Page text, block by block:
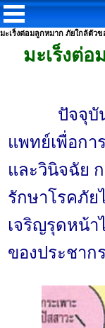
มะเร็งต่อมลูกหมาก ภัยใกล้ตัว
มะเร็งต่
ปัจจุบั
แพทย์เพื่อกา
และวินิจฉัย
รักษาโรคภัย
เจริญรุดหน้า
ของประชาก